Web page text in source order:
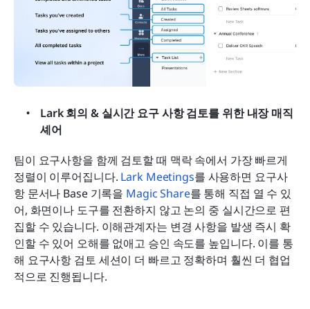
Lark 회의 & 실시간 요구 사항 검토를 위한 내장 매직
셰어
팀이 요구사항을 함께 검토할 때 맥락 속에서 가장 빠르게
정렬이 이루어집니다. Lark Meetings를 사용하면 요구사
항 문서나 Base 기록을 Magic Share를 통해 직접 열 수 있
어, 화면이나 도구를 전환하지 않고 논의 중 실시간으로 편
집할 수 있습니다. 이해관계자는 변경 사항을 발생 즉시 확
인할 수 있어 오해를 없애고 승인 속도를 높입니다. 이를 통
해 요구사항 검토 세션이 더 빠르고 정확하며 훨씬 더 협업
적으로 진행됩니다.